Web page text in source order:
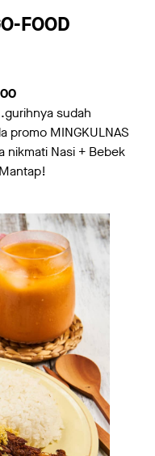
FOOD
sudah
promo MINGKULNAS
nikmati Nasi + Bebek